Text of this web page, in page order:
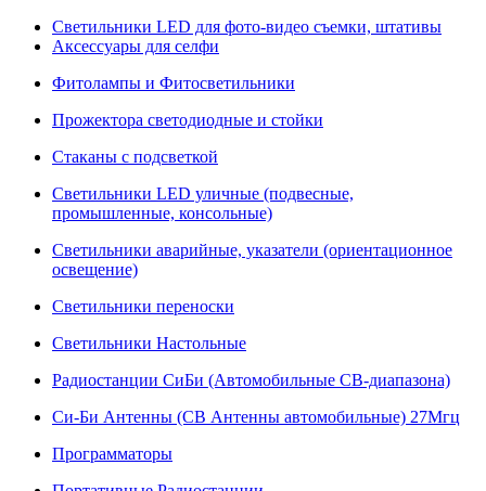
Светильники LED для фото-видео съемки, штативы
Аксессуары для селфи
Фитолампы и Фитосветильники
Прожектора светодиодные и стойки
Стаканы с подсветкой
Светильники LED уличные (подвесные,
промышленные, консольные)
Светильники аварийные, указатели (ориентационное
освещение)
Светильники переноски
Светильники Настольные
Радиостанции СиБи (Автомобильные СВ-диапазона)
Си-Би Антенны (СВ Антенны автомобильные) 27Мгц
Программаторы